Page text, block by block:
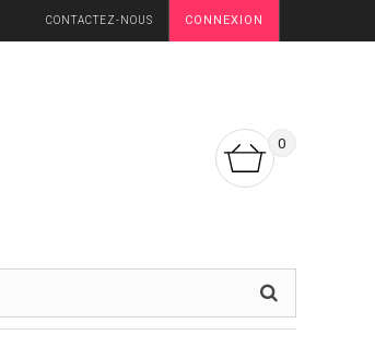
CONNEXION
CONTACTEZ-NOUS
0